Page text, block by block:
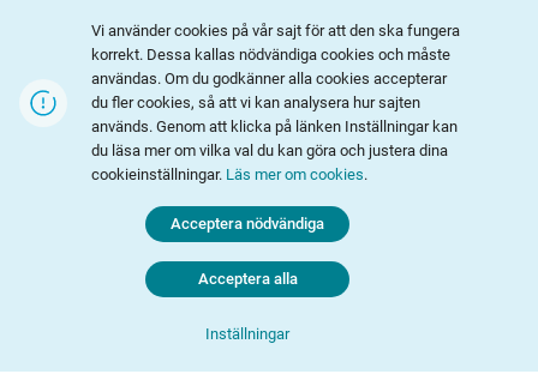
Vi använder cookies på vår sajt för att den ska fungera
korrekt. Dessa kallas nödvändiga cookies och måste
användas. Om du godkänner alla cookies accepterar
du fler cookies, så att vi kan analysera hur sajten
används. Genom att klicka på länken Inställningar kan
du läsa mer om vilka val du kan göra och justera dina
cookieinställningar. Läs mer om cookies.
Inställningar
Acceptera nödvändiga
Acceptera alla